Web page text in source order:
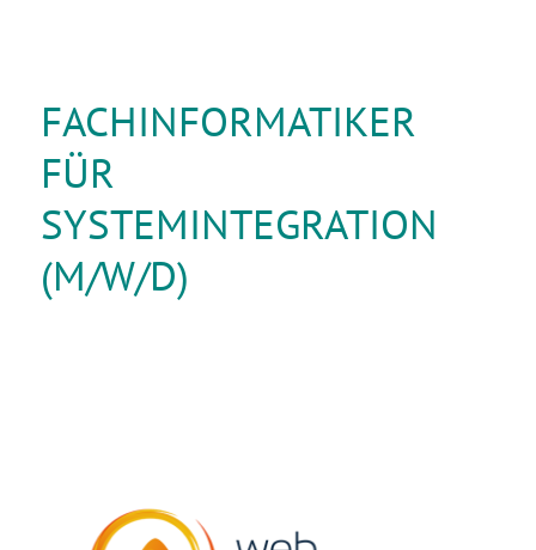
FACHINFORMATIKER
FÜR
SYSTEMINTEGRATION
(M/W/D)